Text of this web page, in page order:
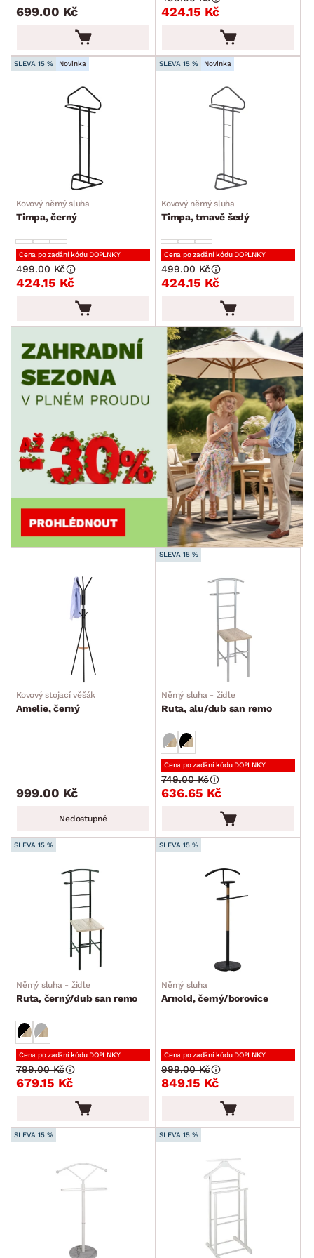
DEKOR
cm max.
cm
POVRCHOVÁ ÚPRAVA
MÍSTNOST
SKLADOVOST
699.00 Kč 424.15 Kč
SLEVA 15 % Novinka
Kovový němý sluha
Timpa, černý
Cena po zadání kódu DOPLNKY
424.15 Kč
499.00 Kč
SLEVA 15 % Novinka
Kovový němý sluha
Timpa, tmavě šedý
Cena po zadání kódu DOPLNKY
424.15 Kč
499.00 Kč
Kovový stojací věšák
Amelie, černý
999.00 Kč
Nedostupné
SLEVA 15 %
Němý sluha - židle
Ruta, alu/dub san remo
Cena po zadání kódu DOPLNKY
636.65 Kč
749.00 Kč
SLEVA 15 %
Němý sluha - židle
Ruta, černý/dub san remo
Cena po zadání kódu DOPLNKY
679.15 Kč
799.00 Kč
SLEVA 15 %
Němý sluha
Arnold, černý/borovice
Cena po zadání kódu DOPLNKY
849.15 Kč
999.00 Kč
SLEVA 15 % SLEVA 15 %